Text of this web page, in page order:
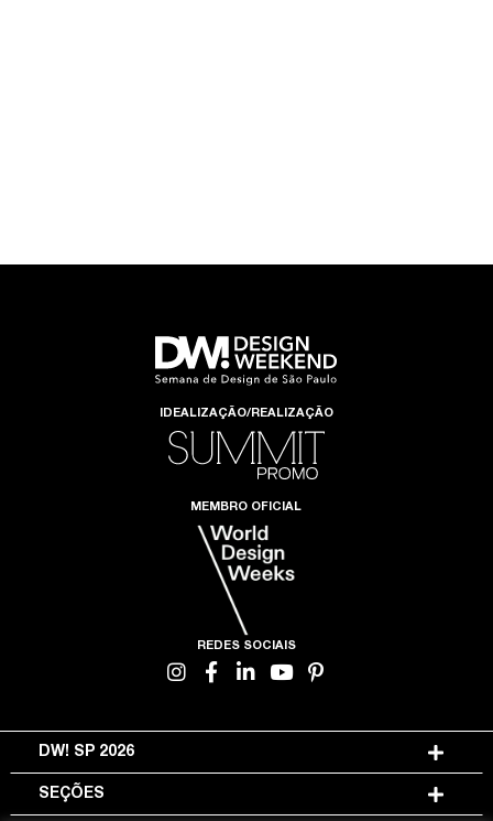
IDEALIZAÇÃO/REALIZAÇÃO
MEMBRO OFICIAL
REDES SOCIAIS
DW! SP 2026
SEÇÕES